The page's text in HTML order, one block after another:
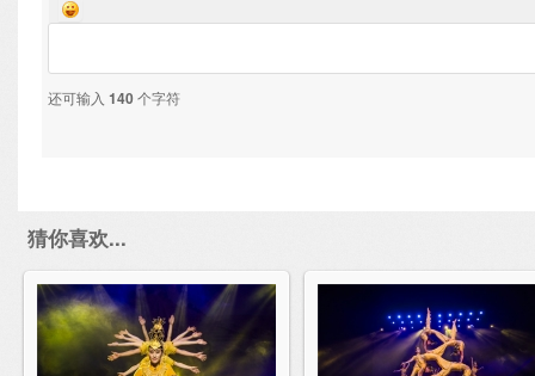
还可输入 140个字符
猜你喜欢...